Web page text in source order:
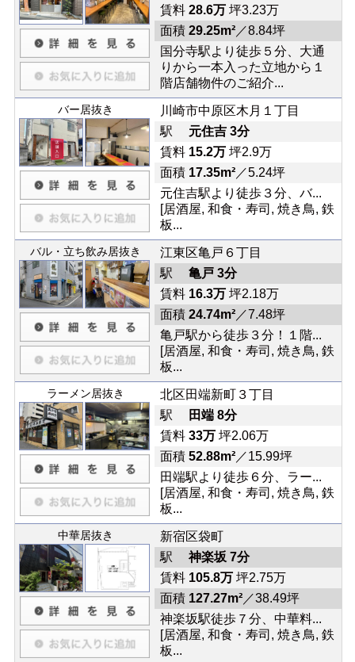
賃料 28.6万坪3.23万
面積 29.25m²／8.84坪
国分寺駅より徒歩５分、大通
りから一本入った立地から１
階店舗物件のご紹介...
バー居抜き
川崎市中原区木月１丁目
駅 元住吉 3分
賃料 15.2万坪2.9万
面積 17.35m²／5.24坪
元住吉駅より徒歩３分、バ...
[居酒屋, 和食・寿司, 焼き鳥, 鉄
板...
バル・立ち飲み居抜き
江東区亀戸６丁目
駅 亀戸 3分
賃料 16.3万坪2.18万
面積 24.74m²／7.48坪
亀戸駅から徒歩３分！１階...
[居酒屋, 和食・寿司, 焼き鳥, 鉄
板...
ラーメン居抜き
北区田端新町３丁目
駅
田端 8分
賃料 33万坪2.06万
面積 52.88m²／15.99坪
田端駅より徒歩６分、ラー...
[居酒屋, 和食・寿司, 焼き鳥, 鉄
板...
中華居抜き
新宿区袋町
駅 神楽坂 7分
賃料 105.8万坪2.75万
面積 127.27m²／38.49坪
神楽坂駅徒歩７分、中華料...
[居酒屋, 和食・寿司, 焼き鳥, 鉄
板...